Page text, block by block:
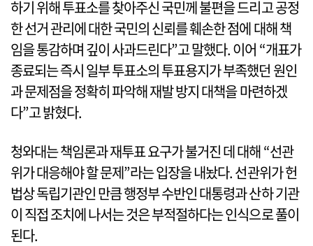
하기 위해 투표소를 찾아주신 국민께 불편을 드리고 공정
한 선거 관리에 대한 국민의 신뢰를 훼손한 점에 대해 책
임을 통감하며 깊이 사과드린다”고 말했다. 이어 “개표가
종료되는 즉시 일부 투표소의 투표용지가 부족했던 원인
과 문제점을 정확히 파악해 재발 방지 대책을 마련하겠
다”고 밝혔다.
청와대는 책임론과 재투표 요구가 불거진 데 대해 “선관
위가 대응해야 할 문제”라는 입장을 내놨다. 선관위가 헌
법상 독립기관인 만큼 행정부 수반인 대통령과 산하 기관
이 직접 조치에 나서는 것은 부적절하다는 인식으로 풀이
된다.